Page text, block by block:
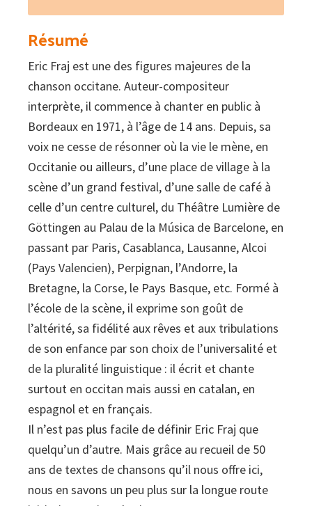
de
cançons
(1971-
2021)
Résumé
Eric Fraj est une des figures majeures de la
chanson occitane. Auteur-compositeur
interprète, il commence à chanter en public à
Bordeaux en 1971, à l’âge de 14 ans. Depuis, sa
voix ne cesse de résonner où la vie le mène, en
Occitanie ou ailleurs, d’une place de village à la
scène d’un grand festival, d’une salle de café à
celle d’un centre culturel, du Théâtre Lumière de
Göttingen au Palau de la Música de Barcelone, en
passant par Paris, Casablanca, Lausanne, Alcoi
(Pays Valencien), Perpignan, l’Andorre, la
Bretagne, la Corse, le Pays Basque, etc. Formé à
l’école de la scène, il exprime son goût de
l’altérité, sa fidélité aux rêves et aux tribulations
de son enfance par son choix de l’universalité et
de la pluralité linguistique : il écrit et chante
surtout en occitan mais aussi en catalan, en
espagnol et en français.
Il n’est pas plus facile de définir Eric Fraj que
quelqu’un d’autre. Mais grâce au recueil de 50
ans de textes de chansons qu’il nous offre ici,
nous en savons un peu plus sur la longue route